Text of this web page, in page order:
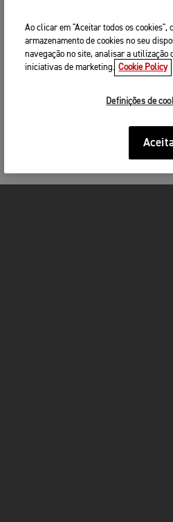
Ao clicar em "Aceitar todos os cookies",
armazenamento de cookies no seu
navegação no site, analisar a utilização
iniciativas de marketing. Cookie Policy
Definições de